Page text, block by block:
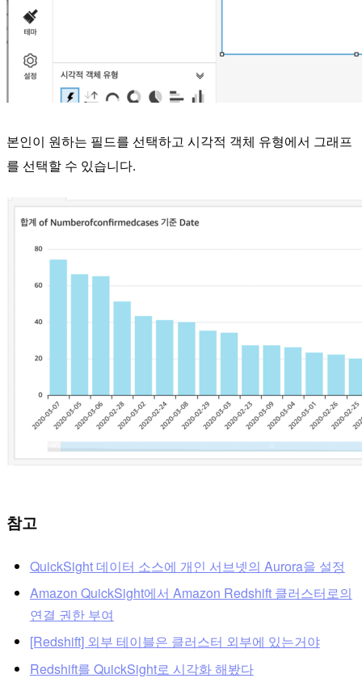
본인이 원하는 필드를 선택하고 시각적 객체 유형에서 그래프
를 선택할 수 있습니다.
참고
QuickSight 데이터 소스에 개인 서브넷의 Aurora을 설정
Amazon QuickSight에서 Amazon Redshift 클러스터로의
연결 권한 부여
[Redshift] 외부 테이블은 클러스터 외부에 있는거야
Redshift를 QuickSight로 시각화 해봤다